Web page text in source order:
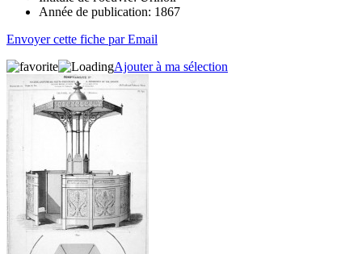
Année de publication: 1867
Envoyer cette fiche par Email
Ajouter à ma sélection